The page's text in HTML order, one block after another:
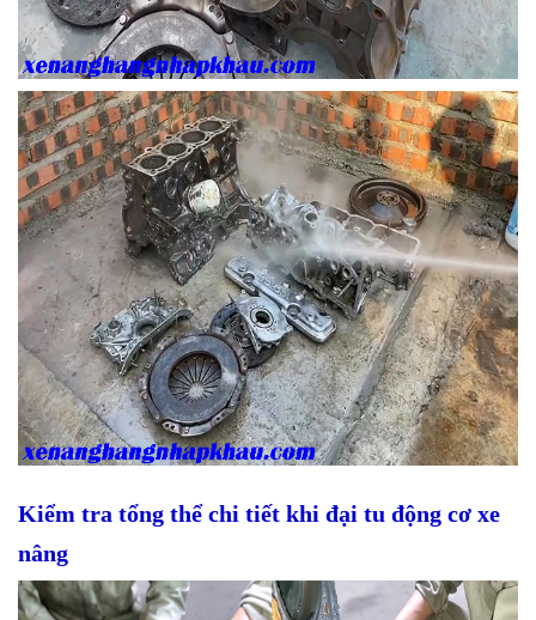
Kiểm tra tổng thể chi tiết khi đại tu động cơ xe
nâng